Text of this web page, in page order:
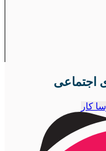
اجتماعی
کار